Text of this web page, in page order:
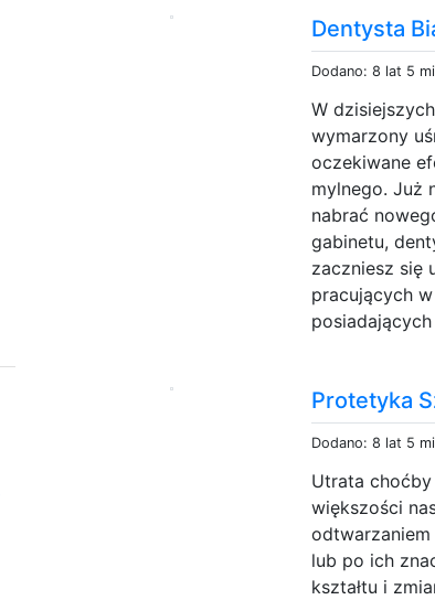
Dentysta
Dodano: 8 lat 5
W
wymarzony
oczekiwane
mylnego. Już
nabrać
gabinetu,
zaczniesz się
pracujących
Protetyka
Dodano: 8 lat 5
Utrata
większości
lub po ich
kształtu i